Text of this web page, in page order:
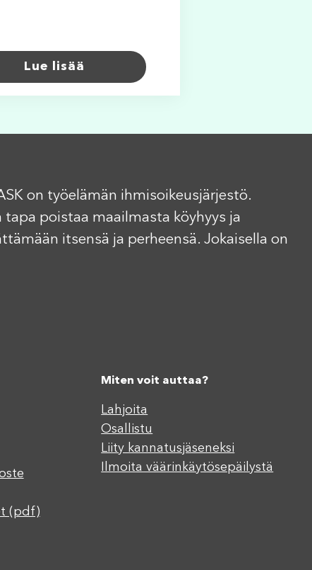
Lue lisää
on työelämän ihmisoikeusjärjestö.
poistaa maailmasta köyhyys ja
itsensä ja perheensä. Jokaisella on
(pdf)
Miten voit auttaa?
Lahjoita
Osallistu
Liity kannatusjäseneksi
Ilmoita väärinkäytösepäilystä